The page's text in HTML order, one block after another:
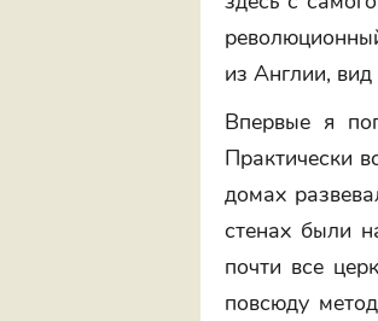
из Англии,
Впервые я
Практически
домах
стенах были
почти все
повсюду